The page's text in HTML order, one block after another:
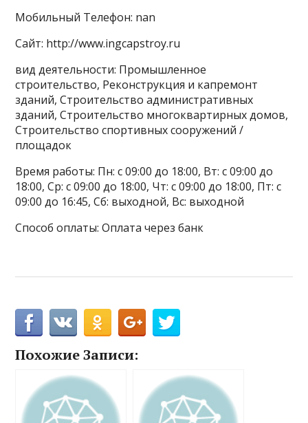
Мобильный Телефон: nan
Сайт: http://www.ingcapstroy.ru
вид деятельности: Промышленное
строительство, Реконструкция и капремонт
зданий, Строительство административных
зданий, Строительство многоквартирных домов,
Строительство спортивных сооружений /
площадок
Время работы: Пн: с 09:00 до 18:00, Вт: с 09:00 до
18:00, Ср: с 09:00 до 18:00, Чт: с 09:00 до 18:00, Пт: с
09:00 до 16:45, Сб: выходной, Вс: выходной
Способ оплаты: Оплата через банк
Похожие Записи: